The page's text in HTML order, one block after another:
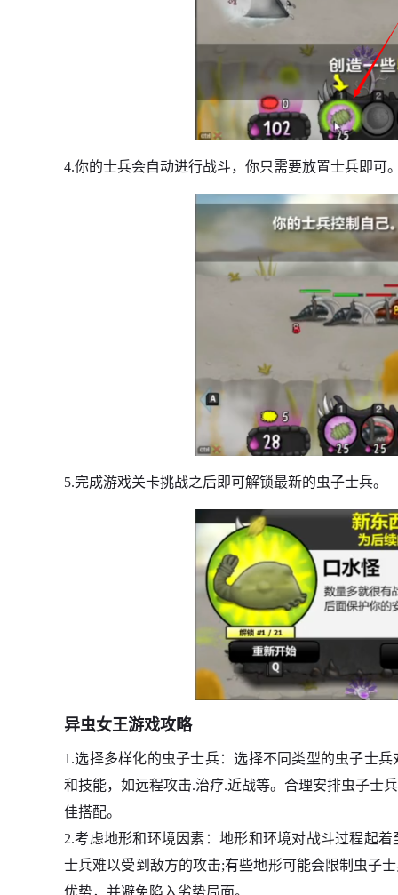
4.你的士兵会自动进行战斗，你只需要放置士兵即可
5.完成游戏关卡挑战之后即可解锁最新的虫子士兵。
异虫女王游戏攻略
1.选择多样化的虫子士兵：选择不同类型的虫子士
和技能，如远程攻击.治疗.近战等。合理安排虫子士
佳搭配。
2.考虑地形和环境因素：地形和环境对战斗过程起
士兵难以受到敌方的攻击;有些地形可能会限制虫子
优势，并避免陷入劣势局面。